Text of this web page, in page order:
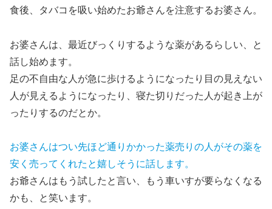
食後、タバコを吸い始めたお爺さんを注意するお婆さん。
お婆さんは、 最近びっくりするような薬があるらしい 、と
話し始めます。
足の不自由な人が急に歩けるようになったり目の見えない
人が見えるようになったり、寝た切りだった人が起き上が
ったりするのだとか。
お婆さんはつい先ほど通りかかった薬売りの人がその薬を
安く売ってくれたと嬉しそうに話します。
お爺さんはもう試したと言い、もう車いすが要らなくなる
かも、と笑います。